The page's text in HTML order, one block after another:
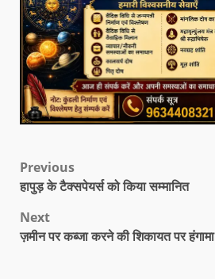
Previous
हापुड़ के टैक्सपेयर्स को किया सम्मानित
Next
ज़मीन पर कब्जा करने की शिकायत पर हंगामा